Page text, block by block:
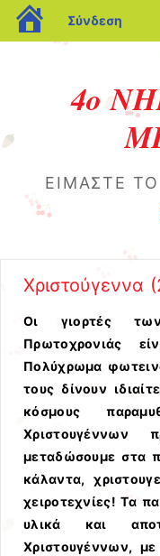
blogs.sch.gr
Σύνδεση
4ο
ΕΊΜΑΣΤΕ
Χριστούγεννα
Οι γιορτές
Πρωτοχρονιάς
Πολύχρωμα
τους δίνουν
κόσμους
Χριστουγέννων
μεταδώσουμε στα
κάλαντα,
χειροτεχνίες!Τα
υλικά και
Χριστουγέννων,